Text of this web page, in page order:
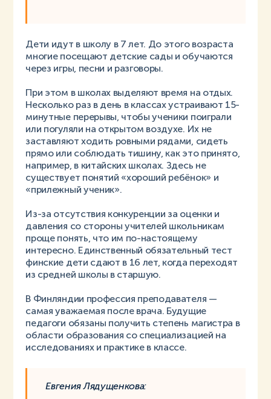
Дети идут в школу в 7 лет. До этого возраста
многие посещают детские сады и обучаются
через игры, песни и разговоры.
При этом в школах выделяют время на отдых.
Несколько раз в день в классах устраивают 15-
минутные перерывы, чтобы ученики поиграли
или погуляли на открытом воздухе. Их не
заставляют ходить ровными рядами, сидеть
прямо или соблюдать тишину, как это принято,
например, в китайских школах. Здесь не
существует понятий «хороший ребёнок» и
«прилежный ученик».
Из-за отсутствия конкуренции за оценки и
давления со стороны учителей школьникам
проще понять, что им по-настоящему
интересно. Единственный обязательный тест
финские дети сдают в 16 лет, когда переходят
из средней школы в старшую.
В Финляндии профессия преподавателя —
самая уважаемая после врача. Будущие
педагоги обязаны получить степень магистра в
области образования со специализацией на
исследованиях и практике в классе.
Евгения Лядущенкова: